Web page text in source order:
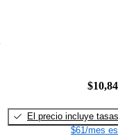
El precio incluye tasas
$61/mes